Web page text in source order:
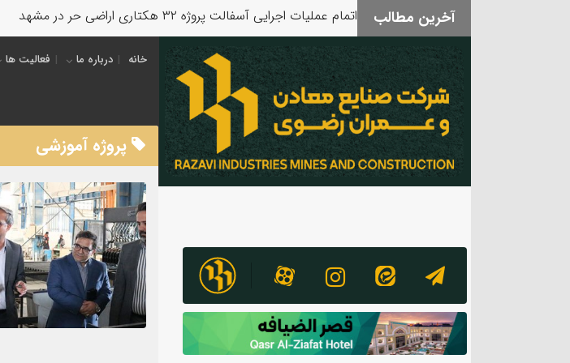
آخرین مطالب
بدرقه آقای شهید
خانه درباره ما فعالیت ها
پروژه آموزشی